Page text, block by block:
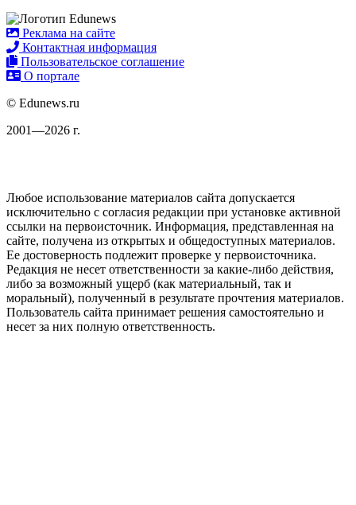
Реклама на сайте
Контактная информация
Пользовательское соглашение
О портале
© Edunews.ru
2001—2026 г.
Любое использование материалов сайта допускается
исключительно с согласия редакции при установке активной
ссылки на первоисточник. Информация, представленная на
сайте, получена из открытых и общедоступных материалов.
Ее достоверность подлежит проверке у первоисточника.
Редакция не несет ответственности за какие-либо действия,
либо за возможный ущерб (как материальный, так и
моральный), полученный в результате прочтения материалов.
Пользователь сайта принимает решения самостоятельно и
несет за них полную ответственность.